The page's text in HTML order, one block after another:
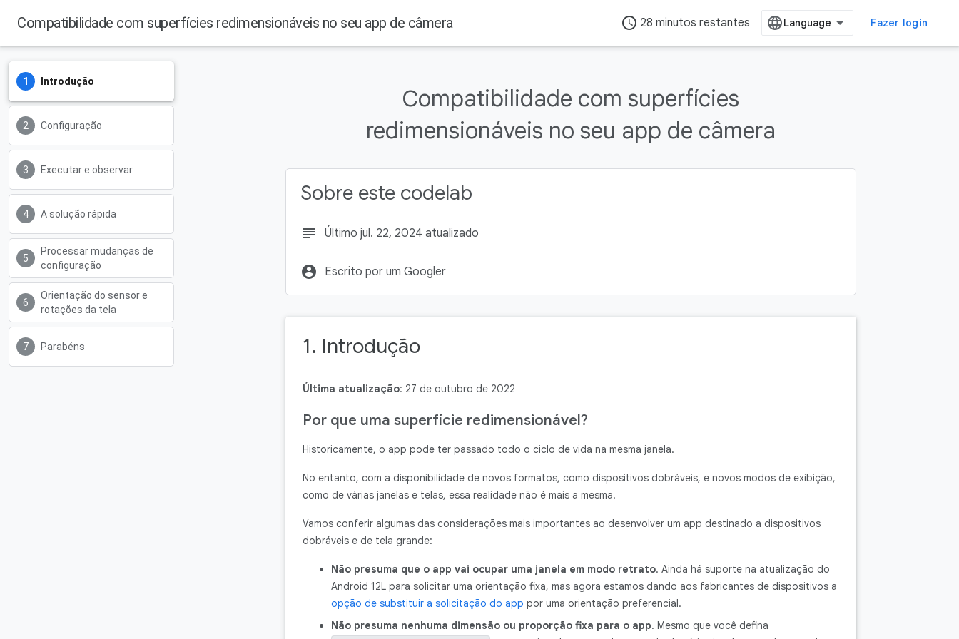
Compatibilidade com superfícies redimensionáveis no seu app de câmera access_time 28 minutos restantes Fazer login
Introdução
Configuração
Executar e observar
A solução rápida
Processar mudanças de
configuração
Orientação do sensor e
rotações da tela
Parabéns
Compatibilidade com superfícies
redimensionáveis no seu app de câmera
Sobre este codelab
subject Último jul. 22, 2024 atualizado
account_circle Escrito por um Googler
1. Introdução
Última atualização: 27 de outubro de 2022
Por que uma superfície redimensionável?
Historicamente, o app pode ter passado todo o ciclo de vida na mesma janela.
No entanto, com a disponibilidade de novos formatos, como dispositivos dobráveis, e novos modos de exibição,
como de várias janelas e telas, essa realidade não é mais a mesma.
Vamos conferir algumas das considerações mais importantes ao desenvolver um app destinado a dispositivos
dobráveis e de tela grande:
Não presuma que o app vai ocupar uma janela em modo retrato. Ainda há suporte na atualização do
Android 12L para solicitar uma orientação fixa, mas agora estamos dando aos fabricantes de dispositivos a
opção de substituir a solicitação do app por uma orientação preferencial.
Não presuma nenhuma dimensão ou proporção fixa para o app. Mesmo que você defina